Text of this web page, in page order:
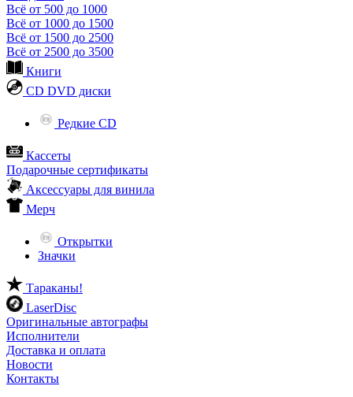
Всё от 500 до 1000
Всё от 1000 до 1500
Всё от 1500 до 2500
Всё от 2500 до 3500
Книги
CD DVD диски
Редкие CD
Кассеты
Подарочные сертификаты
Аксессуары для винила
Мерч
Открытки
Значки
Тараканы!
LaserDisc
Оригинальные автографы
Исполнители
Доставка и оплата
Новости
Контакты